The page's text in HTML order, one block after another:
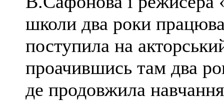
школи два роки
поступила на
проачившись там два
де продовжила